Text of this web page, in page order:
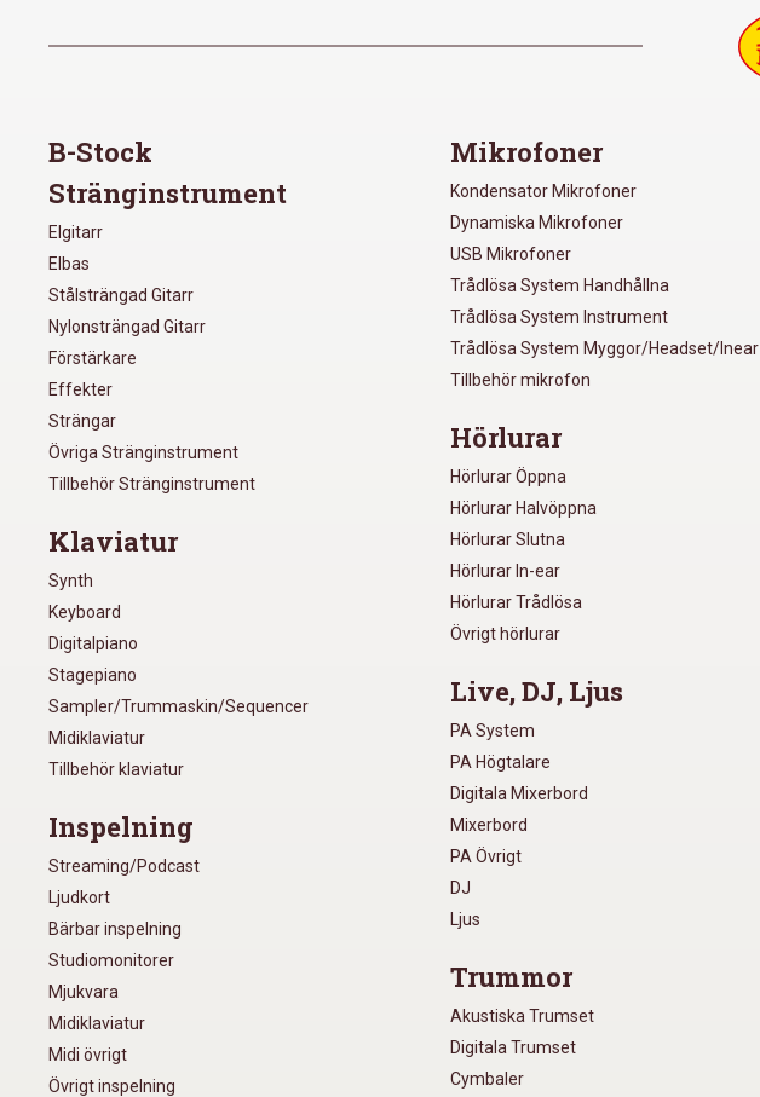
B-Stock
Stränginstrument
Elgitarr
Elbas
Stålsträngad Gitarr
Nylonsträngad Gitarr
Förstärkare
Effekter
Strängar
Övriga Stränginstrument
Tillbehör Stränginstrument
Klaviatur
Synth
Keyboard
Digitalpiano
Stagepiano
Sampler/Trummaskin/Sequencer
Midiklaviatur
Tillbehör klaviatur
Inspelning
Streaming/Podcast
Ljudkort
Bärbar inspelning
Studiomonitorer
Mjukvara
Midiklaviatur
Midi övrigt
Övrigt inspelning
Mikrofoner
Kondensator Mikrofoner
Dynamiska Mikrofoner
USB Mikrofoner
Trådlösa System Handhållna
Trådlösa System Instrument
Trådlösa System Myggor/Headset/Inear
Tillbehör mikrofon
Hörlurar
Hörlurar Öppna
Hörlurar Halvöppna
Hörlurar Slutna
Hörlurar In-ear
Hörlurar Trådlösa
Övrigt hörlurar
Live, DJ, Ljus
PA System
PA Högtalare
Digitala Mixerbord
Mixerbord
PA Övrigt
DJ
Ljus
Trummor
Akustiska Trumset
Digitala Trumset
Cymbaler